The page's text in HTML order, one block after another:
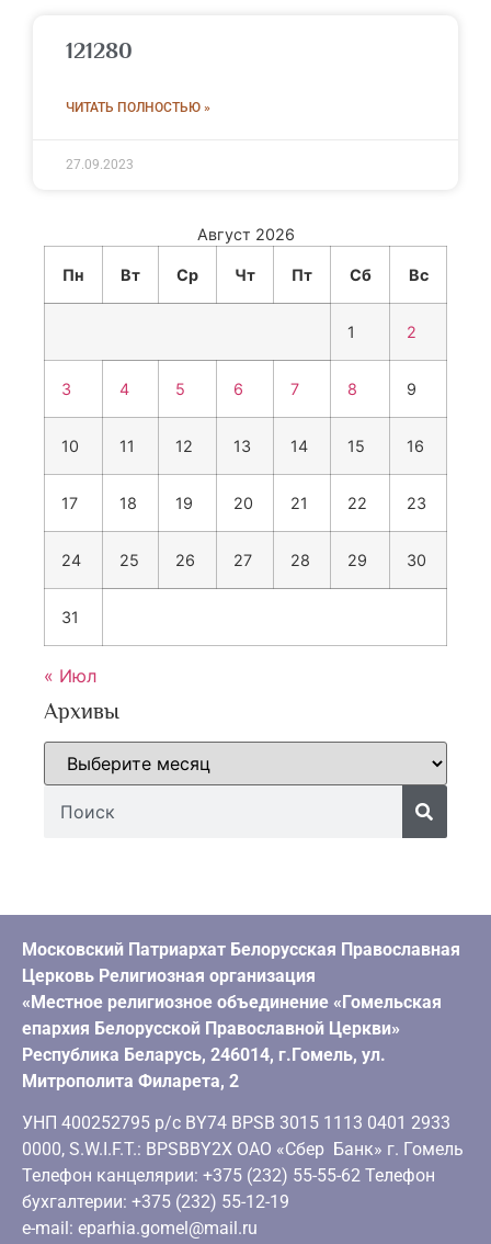
121280
ЧИТАТЬ ПОЛНОСТЬЮ »
27.09.2023
Август 2026
Пн Вт Ср Чт Пт Сб Вс
1 2
3 4 5 6 7 8 9
10 11 12 13 14 15 16
17 18 19 20 21 22 23
24 25 26 27 28 29 30
31
« Июл
Архивы
Московский Патриархат Белорусская Православная
Церковь Религиозная организация
«Местное религиозное объединение «Гомельская
епархия Белорусской Православной Церкви»
Республика Беларусь, 246014, г.Гомель, ул.
Митрополита Филарета, 2
УНП 400252795 р/с BY74 BPSB 3015 1113 0401 2933
0000, S.W.I.F.T.: BPSBBY2X ОАО «Сбер Банк» г. Гомель
Телефон канцелярии: +375 (232) 55-55-62 Телефон
бухгалтерии: +375 (232) 55-12-19
e-mail: eparhia.gomel@mail.ru